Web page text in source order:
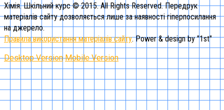
Хімія. Шкільний курс © 2015. All Rights Reserved. Передрук
матеріалів сайту дозволяється лише за наявності гіперпосилання
на джерело.
Правила використання матеріалів сайту. Power & design by "1st"
Desktop Version Mobile Version